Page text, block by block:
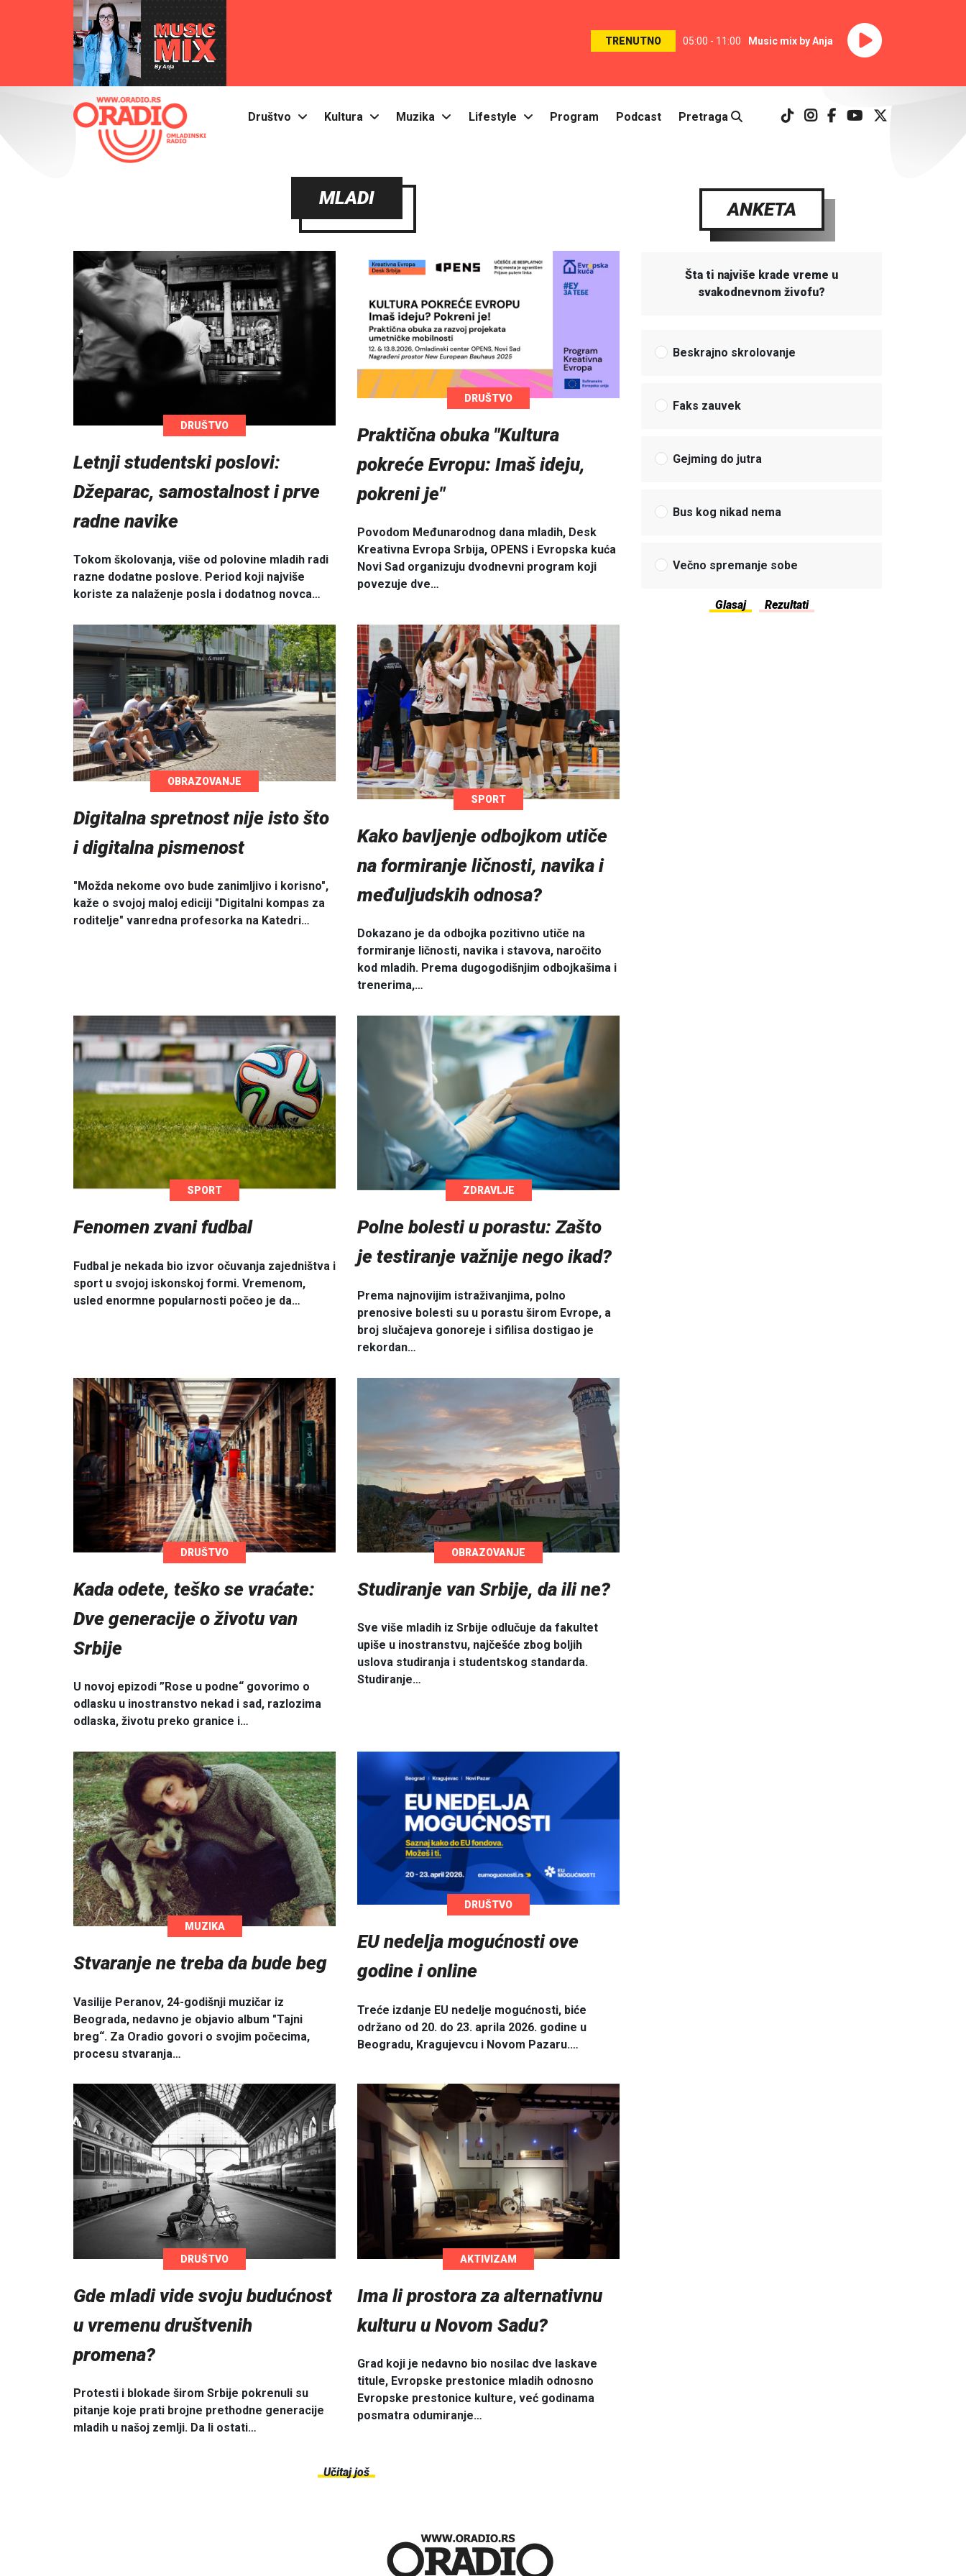
TRENUTNO 05:00 - 11:00 Music mix by Anja
Društvo Kultura Muzika Lifestyle Program Podcast Pretraga
MLADI
DRUŠTVO
Letnji studentski poslovi:
Džeparac, samostalnost i prve
radne navike
Tokom školovanja, više od polovine mladih radi
razne dodatne poslove. Period koji najviše
koriste za nalaženje posla i dodatnog novca…
DRUŠTVO
Praktična obuka "Kultura
pokreće Evropu: Imaš ideju,
pokreni je"
Povodom Međunarodnog dana mladih, Desk
Kreativna Evropa Srbija, OPENS i Evropska kuća
Novi Sad organizuju dvodnevni program koji
povezuje dve…
OBRAZOVANJE
Digitalna spretnost nije isto što
i digitalna pismenost
"Možda nekome ovo bude zanimljivo i korisno",
kaže o svojoj maloj ediciji "Digitalni kompas za
roditelje" vanredna profesorka na Katedri…
SPORT
Kako bavljenje odbojkom utiče
na formiranje ličnosti, navika i
međuljudskih odnosa?
Dokazano je da odbojka pozitivno utiče na
formiranje ličnosti, navika i stavova, naročito
kod mladih. Prema dugogodišnjim odbojkašima i
trenerima,…
SPORT
Fenomen zvani fudbal
Fudbal je nekada bio izvor očuvanja zajedništva i
sport u svojoj iskonskoj formi. Vremenom,
usled enormne popularnosti počeo je da…
ZDRAVLJE
Polne bolesti u porastu: Zašto
je testiranje važnije nego ikad?
Prema najnovijim istraživanjima, polno
prenosive bolesti su u porastu širom Evrope, a
broj slučajeva gonoreje i sifilisa dostigao je
rekordan…
DRUŠTVO
Kada odete, teško se vraćate:
Dve generacije o životu van
Srbije
U novoj epizodi ”Rose u podne“ govorimo o
odlasku u inostranstvo nekad i sad, razlozima
odlaska, životu preko granice i…
OBRAZOVANJE
Studiranje van Srbije, da ili ne?
Sve više mladih iz Srbije odlučuje da fakultet
upiše u inostranstvu, najčešće zbog boljih
uslova studiranja i studentskog standarda.
Studiranje…
MUZIKA
Stvaranje ne treba da bude beg
Vasilije Peranov, 24-godišnji muzičar iz
Beograda, nedavno je objavio album "Tajni
breg“. Za Oradio govori o svojim počecima,
procesu stvaranja…
DRUŠTVO
EU nedelja mogućnosti ove
godine i online
Treće izdanje EU nedelje mogućnosti, biće
održano od 20. do 23. aprila 2026. godine u
Beogradu, Kragujevcu i Novom Pazaru.…
DRUŠTVO
Gde mladi vide svoju budućnost
u vremenu društvenih
promena?
Protesti i blokade širom Srbije pokrenuli su
pitanje koje prati brojne prethodne generacije
mladih u našoj zemlji. Da li ostati…
AKTIVIZAM
Ima li prostora za alternativnu
kulturu u Novom Sadu?
Grad koji je nedavno bio nosilac dve laskave
titule, Evropske prestonice mladih odnosno
Evropske prestonice kulture, već godinama
posmatra odumiranje…
Učitaj još
ANKETA
Šta ti najviše krade vreme u
svakodnevnom živofu?
Beskrajno skrolovanje
Faks zauvek
Gejming do jutra
Bus kog nikad nema
Večno spremanje sobe